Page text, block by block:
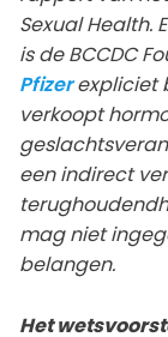
Sexual Health.
is de BCCDC
Pfizerexpliciet
verkoopt
een indirect
mag niet
belangen.
Het